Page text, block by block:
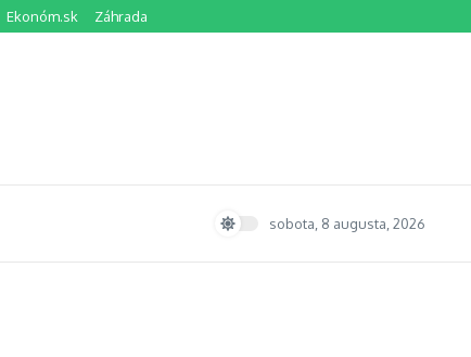
Ekonóm.sk Záhrada
sobota, 8 augusta, 2026